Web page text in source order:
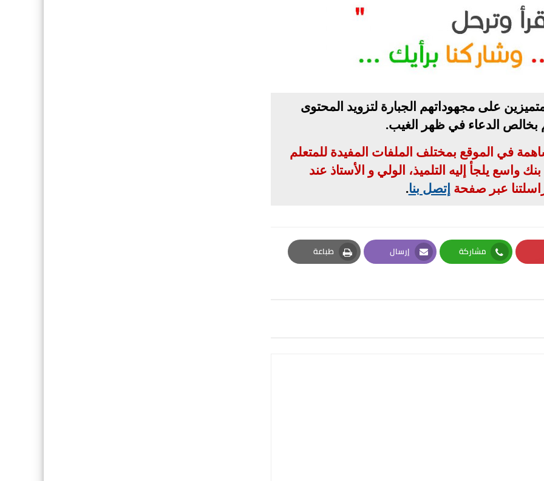
على مجهوداتهم الجبارة لتزويد المحتوى
بخالص الدعاء في ظهر الغيب.
في الموقع بمختلف الملفات المفيدة للمتعلم
واسع يلجأ إليه التلميذ، الولي و الأستاذ عند
عبر صفحة إتصل بنا.
مشاركة
Whatsapp
إرسال
Email
طباعة
Print